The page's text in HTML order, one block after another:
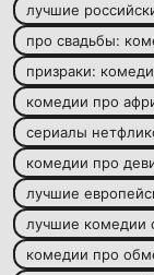
лучшие
про свадьбы:
призраки:
комедии про
сериалы
комедии про
лучшие
лучшие комедии
комедии про